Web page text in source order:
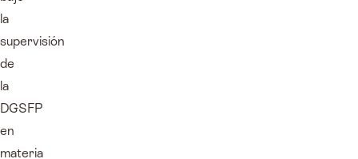
la
supervisión
de
la
DGSFP
en
materia